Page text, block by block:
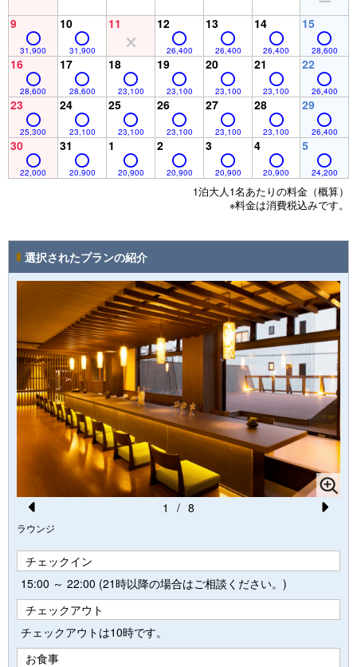
9
31,900
10
31,900
11 12
26,400
13
26,400
14
26,400
15
28,600
16
28,600
17
28,600
18
23,100
19
23,100
20
23,100
21
23,100
22
26,400
23
25,300
24
23,100
25
23,100
26
23,100
27
23,100
28
23,100
29
26,400
30
22,000
31
20,900
1
20,900
2
20,900
3
20,900
4
20,900
5
24,200
1泊大人1名あたりの料金（概算）
※料金は消費税込みです。
選択されたプランの紹介
Pr
e
vi
o
u
s
ラウンジ
e
xt
1 / 8
チェックイン
15:00 ～ 22:00 (21時以降の場合はご相談ください。)
チェックアウト
チェックアウトは10時です。
お食事